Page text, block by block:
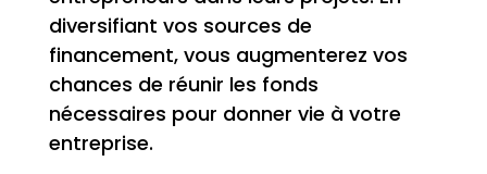
diversifiant vos sources de
financement, vous augmenterez vos
chances de réunir les fonds
nécessaires pour donner vie à votre
entreprise.